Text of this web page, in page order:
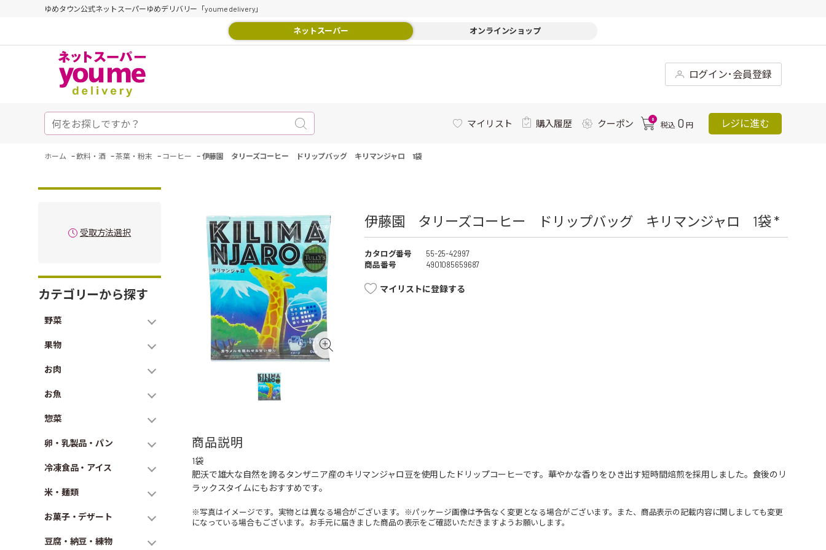
ゆめタウン公式ネットスーパーゆめデリバリー「youme delivery」
ネットスーパー オンラインショップ
ログイン･会員登録
マイリスト 購入履歴 クーポン 0
税込 0 円 レジに進む
ホーム -飲料・酒 -茶葉・粉末 - コーヒー - 伊藤園 タリーズコーヒー ドリップバッグ キリマンジャロ 1袋
受取方法選択
カテゴリーから探す
野菜
果物
お肉
お魚
惣菜
卵・乳製品・パン
冷凍食品・アイス
米・麺類
お菓子・デザート
豆腐・納豆・練物
伊藤園 タリーズコーヒー ドリップバッグ キリマンジャロ 1袋 *
カタログ番号
55-25-42997
商品番号
4901085659687
マイリストに登録する
商品説明
1袋
肥沃で雄大な自然を誇るタンザニア産のキリマンジャロ豆を使用したドリップコーヒーです。華やかな香りをひき出す短時間焙煎を採用しました。食後のリ
ラックスタイムにもおすすめです。
※写真はイメージです。実物とは異なる場合がございます。※パッケージ画像は予告なく変更となる場合がございます。また、商品表示の記載内容に関しましても変更
になっている場合もございます。お手元に届きました商品の表示をご確認いただきますようお願いします。